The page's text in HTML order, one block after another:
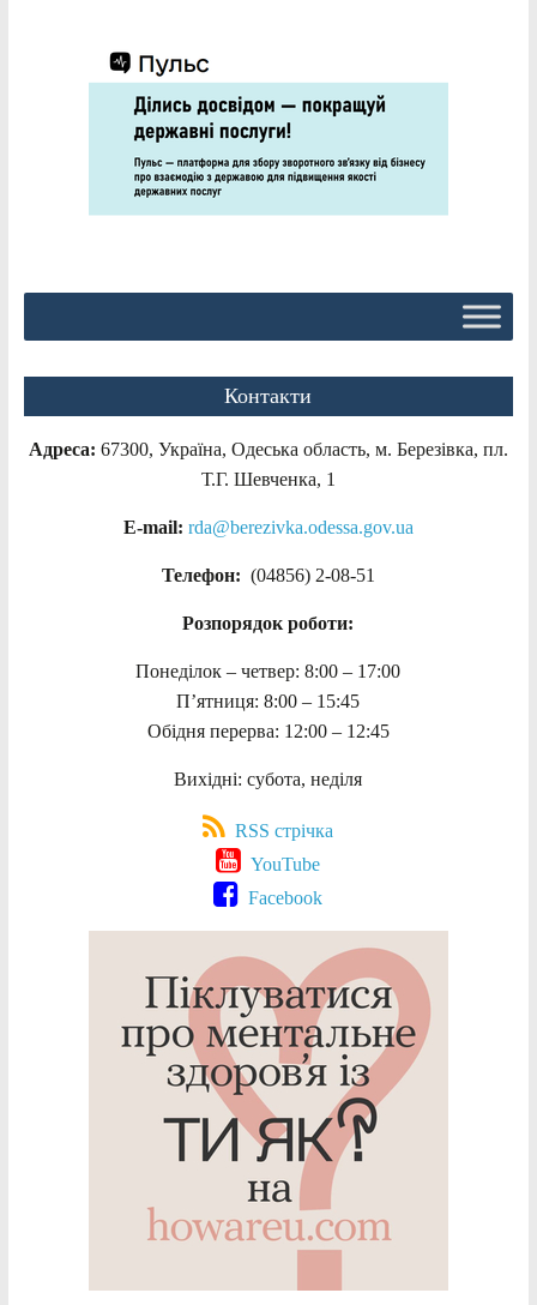
Контакти
Адреса: 67300, Україна, Одеська область, м. Березівка, пл.
Т.Г. Шевченка, 1
E-mail: rda@berezivka.odessa.gov.ua
Телефон: (04856) 2-08-51
Розпорядок роботи:
Понеділок – четвер: 8:00 – 17:00
П’ятниця: 8:00 – 15:45
Обідня перерва: 12:00 – 12:45
Вихідні: субота, неділя
RSS стрічка
YouTube
Facebook